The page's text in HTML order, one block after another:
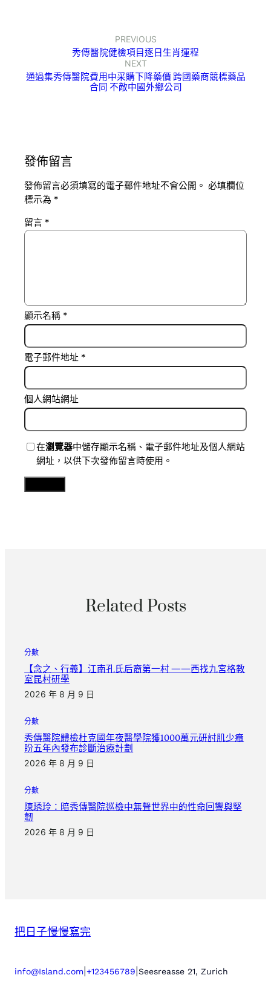
PREVIOUS
秀傳醫院健檢項目逐日生肖運程
NEXT
通過集秀傳醫院費用中采購下降藥價 跨國藥商競標藥品
合同 不敵中國外鄉公司
發佈留言
發佈留言必須填寫的電子郵件地址不會公開。 必填欄位
標示為 *
留言 *
顯示名稱 *
電子郵件地址 *
個人網站網址
在瀏覽器中儲存顯示名稱、電子郵件地址及個人網站
網址，以供下次發佈留言時使用。
Related Posts
分數
【念之、行義】江南孔氏后裔第一村 ——西找九宮格教
室昆村研學
2026 年 8 月 9 日
分數
秀傳醫院體檢杜克國年夜醫學院獲1000萬元研討肌少癥
盼五年內發布診斷治療計劃
2026 年 8 月 9 日
分數
陳琇玲：暗秀傳醫院巡檢中無聲世界中的性命回響與堅
韌
2026 年 8 月 9 日
把日子慢慢寫完
info@Island.com +123456789 Seesreasse 21, Zurich